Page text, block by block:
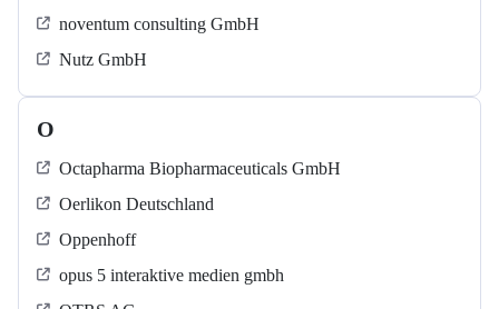
noventum consulting GmbH
Nutz GmbH
O
Octapharma Biopharmaceuticals GmbH
Oerlikon Deutschland
Oppenhoff
opus 5 interaktive medien gmbh